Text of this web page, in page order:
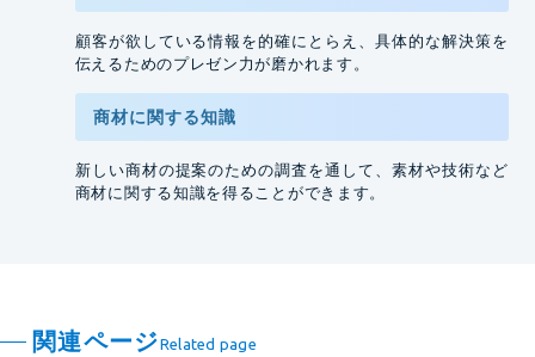
顧客が欲している情報を的確にとらえ、具体的な解決策を
伝えるためのプレゼン力が磨かれます。
商材に関する知識
新しい商材の提案のための調査を通して、素材や技術など
商材に関する知識を得ることができます。
関連ページRelated page